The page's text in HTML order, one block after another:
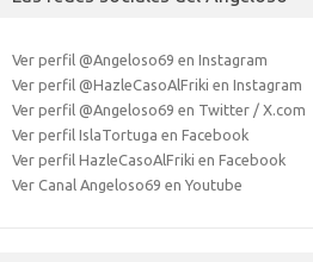
Ver perfil @Angeloso69 en Instagram
Ver perfil @HazleCasoAlFriki en Instagram
Ver perfil @Angeloso69 en Twitter / X.com
Ver perfil IslaTortuga en Facebook
Ver perfil HazleCasoAlFriki en Facebook
Ver Canal Angeloso69 en Youtube